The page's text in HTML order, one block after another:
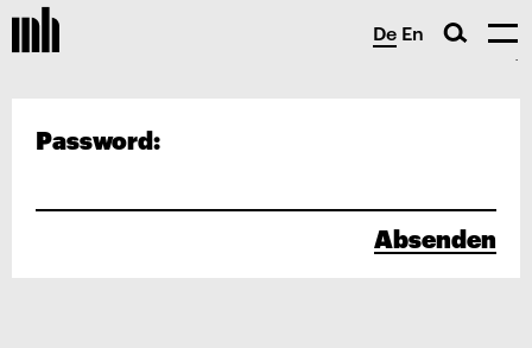
De En
Password:
Absenden